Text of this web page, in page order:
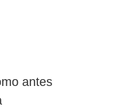
antes